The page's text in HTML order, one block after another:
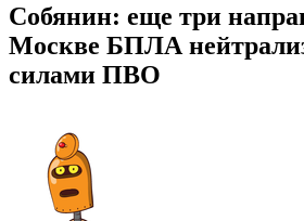
Собянин: еще три
Москве БПЛА
силами ПВО